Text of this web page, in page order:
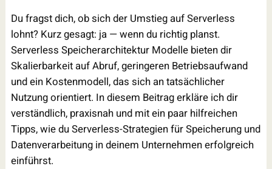
Du fragst dich, ob sich der Umstieg auf Serverless
lohnt? Kurz gesagt: ja — wenn du richtig planst.
Serverless Speicherarchitektur Modelle bieten dir
Skalierbarkeit auf Abruf, geringeren Betriebsaufwand
und ein Kostenmodell, das sich an tatsächlicher
Nutzung orientiert. In diesem Beitrag erkläre ich dir
verständlich, praxisnah und mit ein paar hilfreichen
Tipps, wie du Serverless-Strategien für Speicherung und
Datenverarbeitung in deinem Unternehmen erfolgreich
einführst.